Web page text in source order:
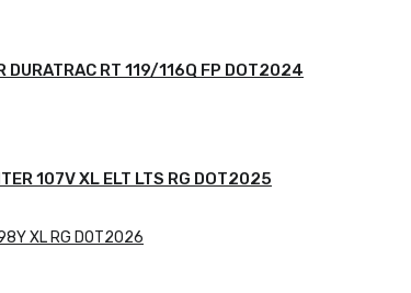
DURATRAC RT 119/116Q FP DOT2024
107V XL ELT LTS RG DOT2025